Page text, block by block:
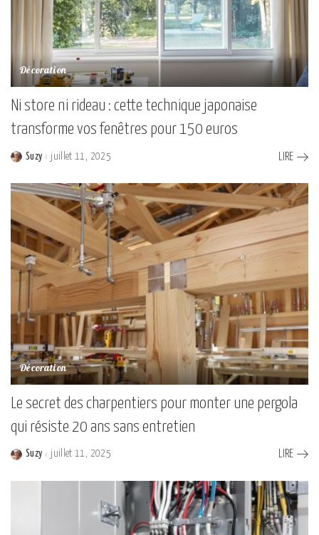
Décoration
Ni store ni rideau : cette technique japonaise
transforme vos fenêtres pour 150 euros
Posted
Suzy juillet 11, 2025 LIRE
Décoration
Le secret des charpentiers pour monter une pergola
qui résiste 20 ans sans entretien
Posted
Suzy juillet 11, 2025 LIRE